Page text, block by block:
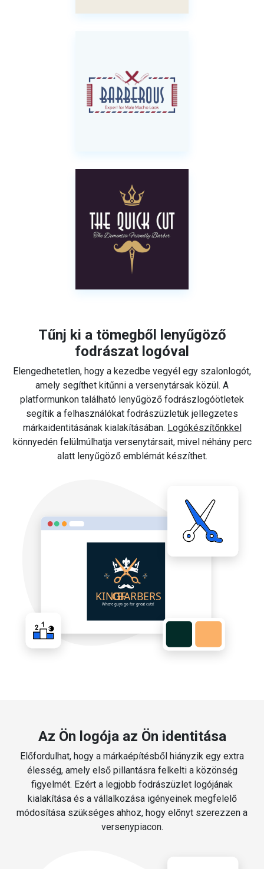
Tűnj ki a tömegből lenyűgöző
fodrászat logóval
Elengedhetetlen, hogy a kezedbe vegyél egy szalonlogót,
amely segíthet kitűnni a versenytársak közül. A
platformunkon található lenyűgöző fodrászlogóötletek
segítik a felhasználókat fodrászüzletük jellegzetes
márkaidentitásának kialakításában. Logókészítőnkkel
könnyedén felülmúlhatja versenytársait, mivel néhány perc
alatt lenyűgöző emblémát készíthet.
Az Ön logója az Ön identitása
Előfordulhat, hogy a márkaépítésből hiányzik egy extra
élesség, amely első pillantásra felkelti a közönség
figyelmét. Ezért a legjobb fodrászüzlet logójának
kialakítása és a vállalkozása igényeinek megfelelő
módosítása szükséges ahhoz, hogy előnyt szerezzen a
versenypiacon.